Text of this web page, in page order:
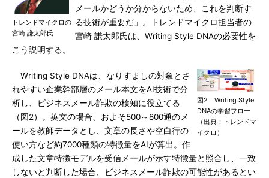
トレンドマイクロの
宮崎 謙太郎氏
メールかどうか分からないため、これを判断す
る技術が重要だ」。トレンドマイクロ担当者の
宮崎 謙太郎氏は、Writing Style DNAの必要性を
こう説明する。
図2 Writing Style
DNAの学習フロー
（出典：トレンドマ
イクロ）
Writing Style DNAは、なりすましの対象とさ
れやすい企業幹部層のメール本文をAI技術で分
析し、ビジネスメール詐欺の検知に役立てる
（図2）。英文の場合、およそ500～800通のメ
ールを教師データとし、文章の長さや空白行の
使い方など約7000種類の特徴量をAIが算出。作
成した文章特徴モデルを受信メールが示す特徴量と照合し、一致
しないと判断した場合、ビジネスメール詐欺の可能性があるとい